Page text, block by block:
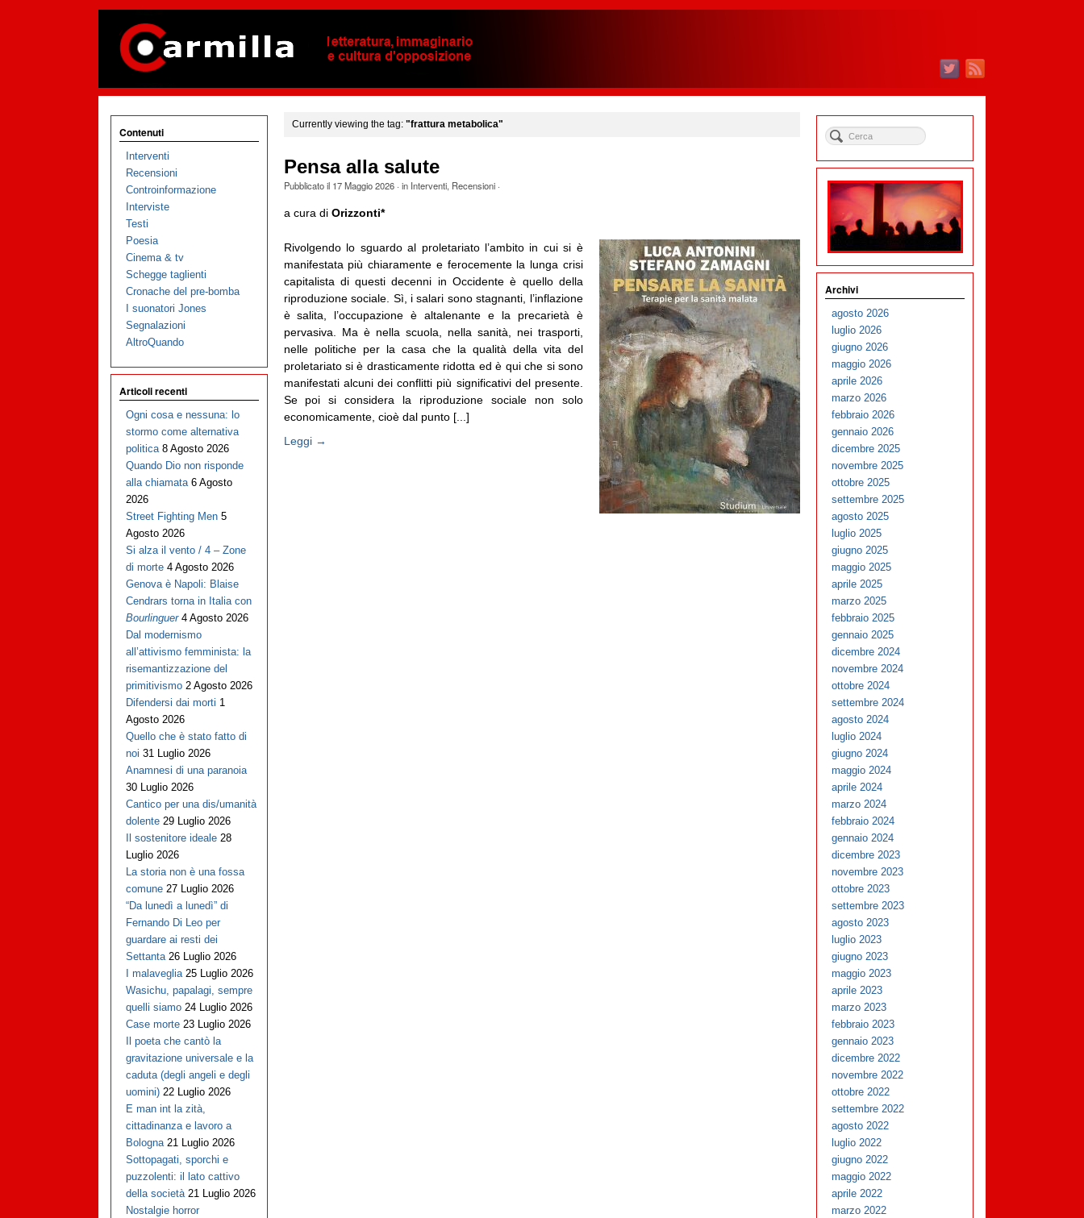
Currently viewing the tag: "frattura metabolica"
Pensa alla salute
Pubblicato il 17 Maggio 2026· in Interventi, Recensioni·
a cura di Orizzonti*
Rivolgendo lo sguardo al proletariato l’ambito in cui si è
manifestata più chiaramente e ferocemente la lunga crisi
capitalista di questi decenni in Occidente è quello della
riproduzione sociale. Sì, i salari sono stagnanti, l’inflazione
è salita, l’occupazione è altalenante e la precarietà è
pervasiva. Ma è nella scuola, nella sanità, nei trasporti,
nelle politiche per la casa che la qualità della vita del
proletariato si è drasticamente ridotta ed è qui che si sono
manifestati alcuni dei conflitti più significativi del presente.
Se poi si considera la riproduzione sociale non solo
economicamente, cioè dal punto [...]
Leggi →
Contenuti
Interventi
Recensioni
Controinformazione
Interviste
Testi
Poesia
Cinema & tv
Schegge taglienti
Cronache del pre-bomba
I suonatori Jones
Segnalazioni
AltroQuando
Articoli recenti
Ogni cosa e nessuna: lo
stormo come alternativa
politica 8 Agosto 2026
Quando Dio non risponde
alla chiamata 6 Agosto
2026
Street Fighting Men 5
Agosto 2026
Si alza il vento / 4 – Zone
di morte 4 Agosto 2026
Genova è Napoli: Blaise
Cendrars torna in Italia con
Bourlinguer 4 Agosto 2026
Dal modernismo
all’attivismo femminista: la
risemantizzazione del
primitivismo 2 Agosto 2026
Difendersi dai morti 1
Agosto 2026
Quello che è stato fatto di
noi 31 Luglio 2026
Anamnesi di una paranoia
30 Luglio 2026
Cantico per una dis/umanità
dolente 29 Luglio 2026
Il sostenitore ideale 28
Luglio 2026
La storia non è una fossa
comune 27 Luglio 2026
“Da lunedì a lunedì” di
Fernando Di Leo per
guardare ai resti dei
Settanta 26 Luglio 2026
I malaveglia 25 Luglio 2026
Wasichu, papalagi, sempre
quelli siamo 24 Luglio 2026
Case morte 23 Luglio 2026
Il poeta che cantò la
gravitazione universale e la
caduta (degli angeli e degli
uomini) 22 Luglio 2026
E man int la zità,
cittadinanza e lavoro a
Bologna 21 Luglio 2026
Sottopagati, sporchi e
puzzolenti: il lato cattivo
della società 21 Luglio 2026
Nostalgie horror
Archivi
agosto 2026
luglio 2026
giugno 2026
maggio 2026
aprile 2026
marzo 2026
febbraio 2026
gennaio 2026
dicembre 2025
novembre 2025
ottobre 2025
settembre 2025
agosto 2025
luglio 2025
giugno 2025
maggio 2025
aprile 2025
marzo 2025
febbraio 2025
gennaio 2025
dicembre 2024
novembre 2024
ottobre 2024
settembre 2024
agosto 2024
luglio 2024
giugno 2024
maggio 2024
aprile 2024
marzo 2024
febbraio 2024
gennaio 2024
dicembre 2023
novembre 2023
ottobre 2023
settembre 2023
agosto 2023
luglio 2023
giugno 2023
maggio 2023
aprile 2023
marzo 2023
febbraio 2023
gennaio 2023
dicembre 2022
novembre 2022
ottobre 2022
settembre 2022
agosto 2022
luglio 2022
giugno 2022
maggio 2022
aprile 2022
marzo 2022